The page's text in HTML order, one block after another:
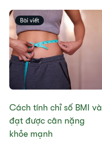
Bài viết
Cách tính chỉ số BMI và
đạt được cân nặng
khỏe mạnh